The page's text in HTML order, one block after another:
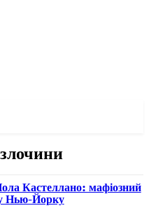
Кастеллано: мафіозний
Нью-Йорку